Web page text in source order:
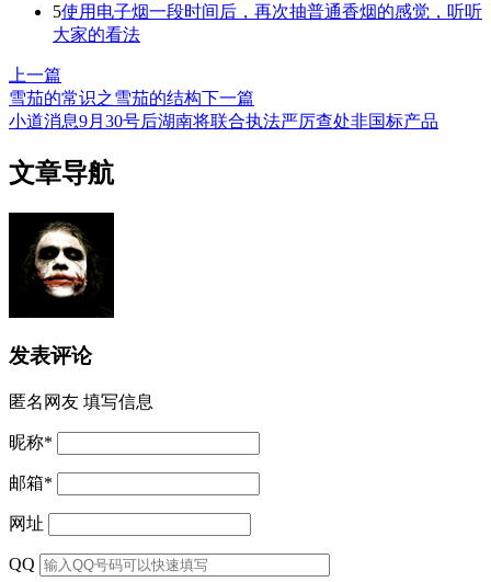
5使用电子烟一段时间后，再次抽普通香烟的感觉，听听
大家的看法
上一篇
雪茄的常识之雪茄的结构下一篇
小道消息9月30号后湖南将联合执法严厉查处非国标产品
文章导航
发表评论
匿名网友 填写信息
昵称*
邮箱*
网址
QQ